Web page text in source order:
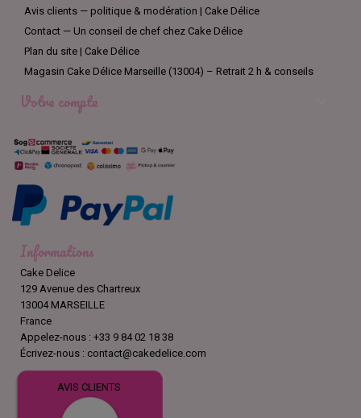
Avis clients — politique & modération | Cake Délice
Contact — Un conseil de chef chez Cake Délice
Plan du site | Cake Délice
Magasin Cake Délice Marseille (13004) – Retrait 2 h & conseils
Votre compte
Informations
Cake Delice
129 Avenue des Chartreux
13004 MARSEILLE
France
Appelez-nous : +33 9 84 02 18 38
Écrivez-nous : contact@cakedelice.com
AVIS CLIENTS